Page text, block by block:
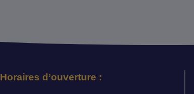
Horaires d’ouverture :